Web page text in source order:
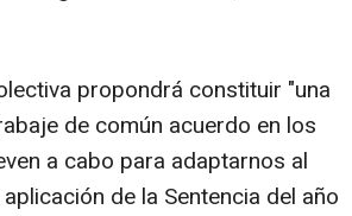
propondrá constituir "una
de común acuerdo en los
a cabo para adaptarnos al
de la Sentencia del año